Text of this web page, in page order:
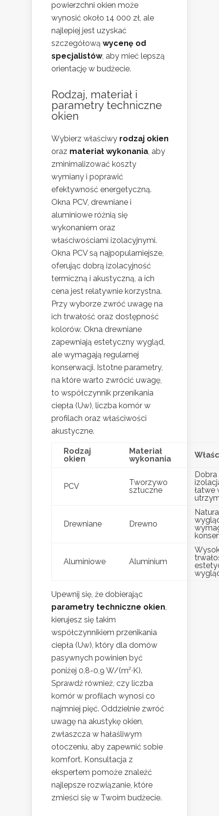
powierzchni okien może
wynosić około 14 000 zł, ale
najlepiej jest uzyskać
szczegółową wycenę od
specjalistów, aby mieć lepszą
orientację w budżecie.
Rodzaj, materiał i
parametry techniczne
okien
Wybierz właściwy rodzaj okien
oraz materiał wykonania, aby
zminimalizować koszty
wymiany i poprawić
efektywność energetyczną.
Okna PCV, drewniane i
aluminiowe różnią się
wykonaniem oraz
właściwościami izolacyjnymi.
Okna PCV są najpopularniejsze,
oferując dobrą izolacyjność
termiczną i akustyczną, a ich
cena jest relatywnie korzystna.
Przy wyborze zwróć uwagę na
ich trwałość oraz dostępność
kolorów. Okna drewniane
zapewniają estetyczny wygląd,
ale wymagają regularnej
konserwacji. Istotne parametry,
na które warto zwrócić uwagę,
to współczynnik przenikania
ciepła (Uw), liczba komór w
profilach oraz właściwości
akustyczne.
Rodzaj
okien
Materiał
wykonania
PCV
Tworzywo
sztuczne
Dobra
łatwe
Drewniane Drewno
Aluminiowe Aluminium
Upewnij się, że dobierając
parametry techniczne okien,
kierujesz się takim
współczynnikiem przenikania
ciepła (Uw), który dla domów
pasywnych powinien być
poniżej 0,8-0,9 W/(m²·K).
Sprawdź również, czy liczba
komór w profilach wynosi co
najmniej pięć. Oddzielnie zwróć
uwagę na akustykę okien,
zwłaszcza w hałaśliwym
otoczeniu, aby zapewnić sobie
komfort. Konsultacja z
ekspertem pomoże znaleźć
najlepsze rozwiązanie, które
zmieści się w Twoim budżecie.